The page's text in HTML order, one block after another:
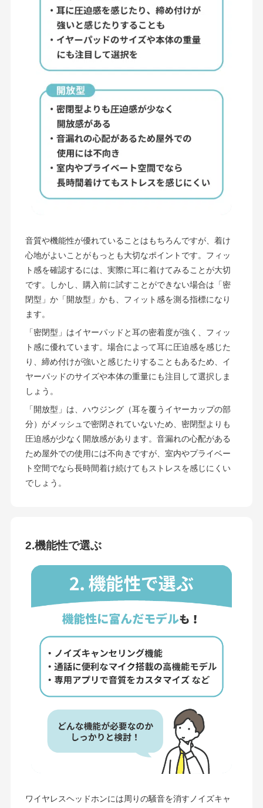
音質や機能性が優れていることはもちろんですが、着け
心地がよいことがもっとも大切なポイントです。フィッ
ト感を確認するには、実際に耳に着けてみることが大切
です。しかし、購入前に試すことができない場合は「密
閉型」か「開放型」かも、フィット感を測る指標になり
ます。
「密閉型」はイヤーパッドと耳の密着度が強く、フィッ
ト感に優れています。場合によって耳に圧迫感を感じた
り、締め付けが強いと感じたりすることもあるため、イ
ヤーパッドのサイズや本体の重量にも注目して選択しま
しょう。
「開放型」は、ハウジング（耳を覆うイヤーカップの部
分）がメッシュで密閉されていないため、密閉型よりも
圧迫感が少なく開放感があります。音漏れの心配がある
ため屋外での使用には不向きですが、室内やプライベー
ト空間でなら長時間着け続けてもストレスを感じにくい
でしょう。
2.機能性で選ぶ
ワイヤレスヘッドホンには周りの騒音を消すノイズキャ